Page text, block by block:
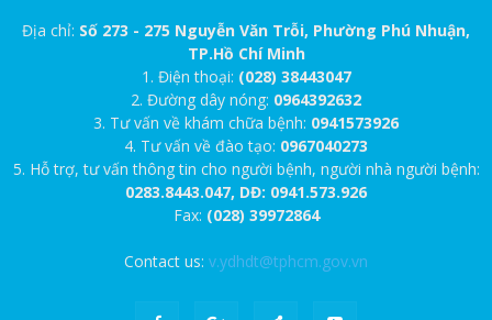
Địa chỉ: Số 273 - 275 Nguyễn Văn Trỗi, Phường Phú Nhuận,
TP.Hồ Chí Minh
1. Điện thoại: (028) 38443047
2. Đường dây nóng: 0964392632
3. Tư vấn về khám chữa bệnh: 0941573926
4. Tư vấn về đào tạo: 0967040273
5. Hỗ trợ, tư vấn thông tin cho người bệnh, người nhà người bệnh:
0283.8443.047, DĐ: 0941.573.926
Fax: (028) 39972864
Contact us: v.ydhdt@tphcm.gov.vn